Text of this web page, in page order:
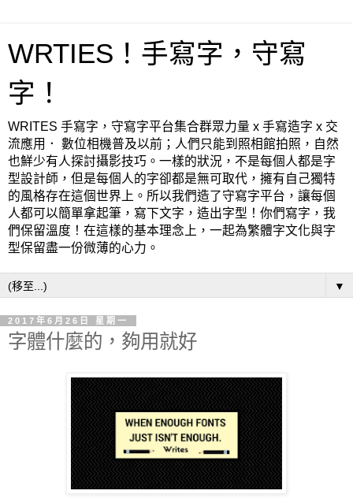
WRTIES！手寫字，守寫
字！
WRITES 手寫字，守寫字平台集合群眾力量 x 手寫造字 x 交
流應用． 數位相機普及以前；人們只能到照相館拍照，自然
也鮮少有人探討攝影技巧。一樣的狀況，不是每個人都是字
型設計師，但是每個人的字卻都是無可取代，擁有自己獨特
的風格存在這個世界上。所以我們造了守寫字平台，讓每個
人都可以簡單拿起筆，寫下文字，造出字型！你們寫字，我
們保留溫度！在這樣的基本理念上，一起為繁體字文化與字
型保留盡一份微薄的心力。
▼
2017年6月26日 星期一
字體什麼的，夠用就好